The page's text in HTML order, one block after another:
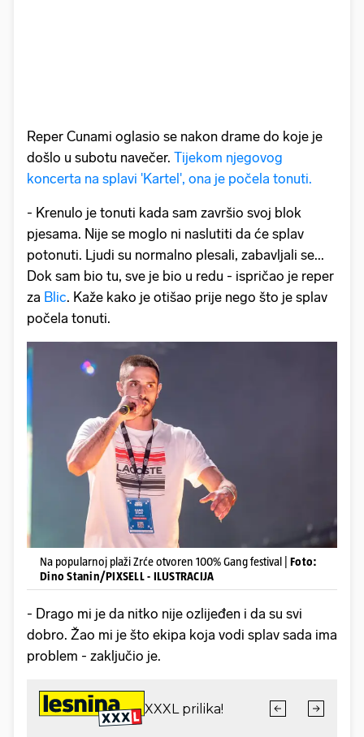
Reper Cunami oglasio se nakon drame do koje je
došlo u subotu navečer. Tijekom njegovog
koncerta na splavi 'Kartel', ona je počela tonuti.
- Krenulo je tonuti kada sam završio svoj blok
pjesama. Nije se moglo ni naslutiti da će splav
potonuti. Ljudi su normalno plesali, zabavljali se...
Dok sam bio tu, sve je bio u redu - ispričao je reper
za Blic. Kaže kako je otišao prije nego što je splav
počela tonuti.
Na popularnoj plaži Zrće otvoren 100% Gang festival | Foto:
Dino Stanin/PIXSELL - ILUSTRACIJA
- Drago mi je da nitko nije ozlijeđen i da su svi
dobro. Žao mi je što ekipa koja vodi splav sada ima
problem - zaključio je.